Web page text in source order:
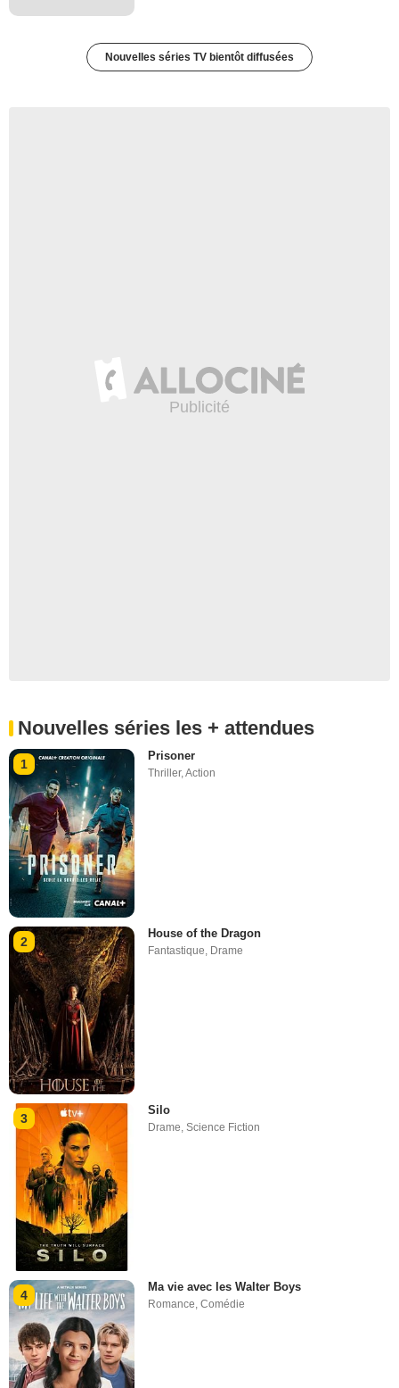
Nouvelles séries TV bientôt diffusées
Nouvelles séries les + attendues
1
Prisoner
Thriller,Action
2
House of the Dragon
Fantastique Drame
3
Silo
Drame,Science Fiction
4
Ma vie avec les Walter Boys
Romance,Comédie